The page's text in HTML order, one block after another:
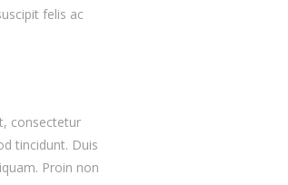
felis ac
consectetur
tincidunt. Duis
Proin non